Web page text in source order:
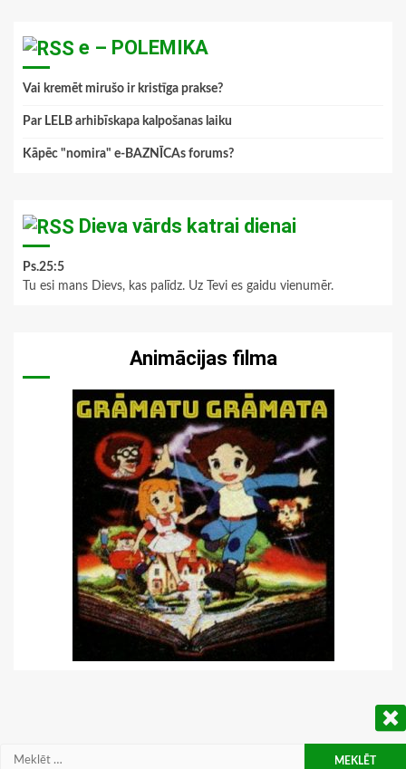
e – POLEMIKA
Vai kremēt mirušo ir kristīga prakse?
Par LELB arhibīskapa kalpošanas laiku
Kāpēc "nomira" e-BAZNĪCAs forums?
Dieva vārds katrai dienai
Ps.25:5
Tu esi mans Dievs, kas palīdz. Uz Tevi es gaidu vienumēr.
Animācijas filma
Meklēt: